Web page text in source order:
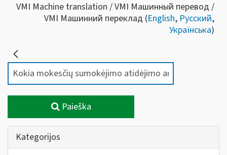
VMI Machine translation / VMI Машинный перевод /
VMI Машинний переклад (English, Русский,
Українська)
Paieška
Kategorijos